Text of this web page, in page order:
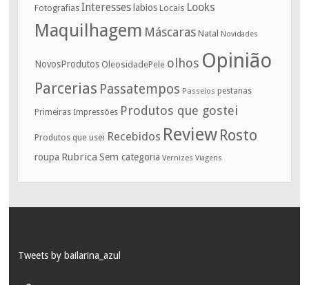
Fotografias Interesses labios Locais Looks
Maquilhagem Máscaras Natal Novidades
NovosProdutos OleosidadePele olhos Opinião
Parcerias Passatempos Passeios pestanas
Primeiras Impressões Produtos que gostei
Produtos que usei Recebidos Review Rosto
roupa Rubrica Sem categoria Vernizes Viagens
Tweets by bailarina_azul